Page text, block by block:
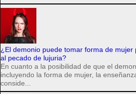
¿El demonio puede tomar forma de
al pecado de lujuria?
En cuanto a la posibilidad de que el
incluyendo la forma de mujer, la
conside...